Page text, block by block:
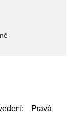
Pravá